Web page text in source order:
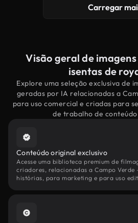
Carregar
Visão geral de
isentas de
Explore uma seleção exclusiva de
geradas por IA relacionadas a
para uso comercial e criadas para
de trabalho de
Conteúdo original exclusivo
Acesse uma biblioteca premium de
criadores, relacionadas a Campo
histórias, para marketing e para uso